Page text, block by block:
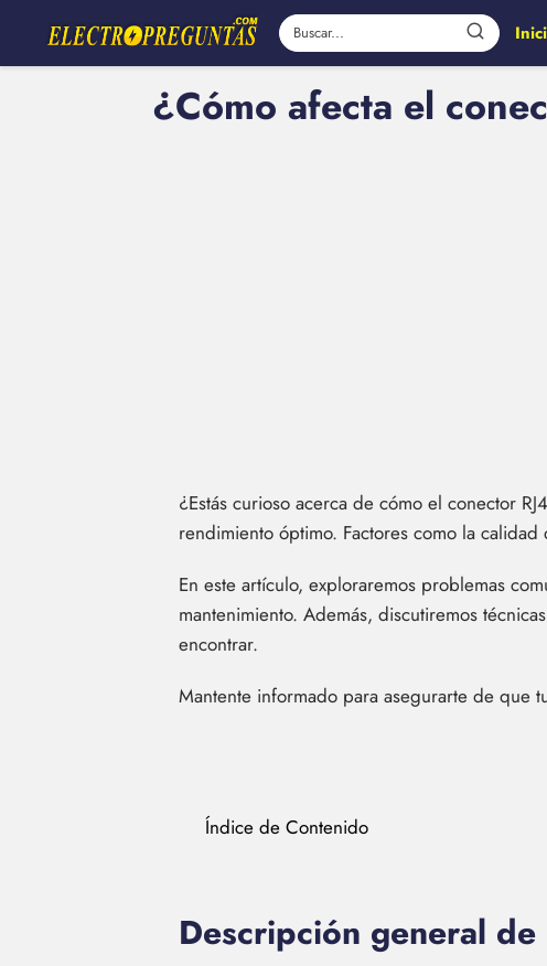
¿Cómo afecta el
¿Estás curioso acerca de cómo el conector
rendimiento óptimo. Factores como la
En este artículo, exploraremos problemas
mantenimiento. Además, discutiremos
encontrar.
Mantente informado para asegurarte de que
Índice de Contenido
Descripción general